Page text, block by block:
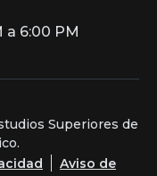
a 6:00 PM
Superiores de
Aviso de